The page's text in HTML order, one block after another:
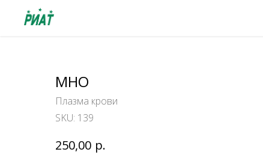
МНО
Плазма крови
SKU: 139
250,00 р.